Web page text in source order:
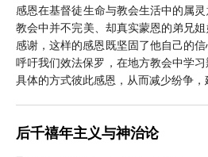
感恩在基督徒生命与教会生活中的属
教会中并不完美、却真实蒙恩的弟兄
感谢，这样的感恩既坚固了他自己的
呼吁我们效法保罗，在地方教会中学习
具体的方式彼此感恩，从而减少纷争，
后千禧年主义与神治论